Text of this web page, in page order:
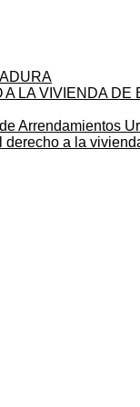
A LA VIVIENDA
Arrendamientos
derecho a la